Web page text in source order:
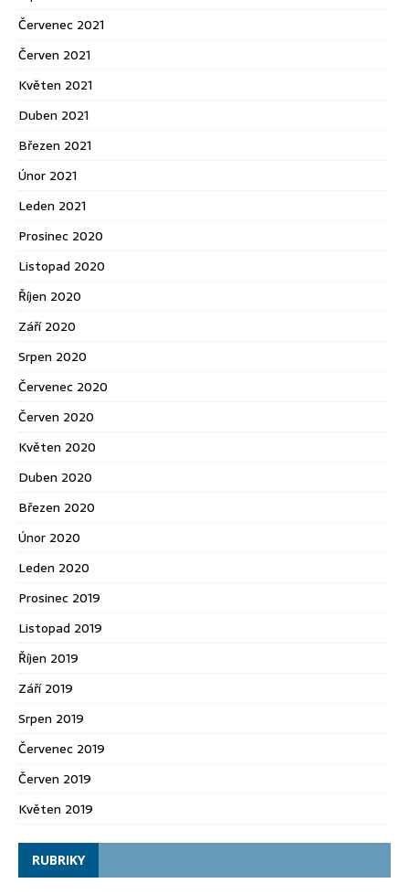
Červenec 2021
Červen 2021
Květen 2021
Duben 2021
Březen 2021
Únor 2021
Leden 2021
Prosinec 2020
Listopad 2020
Říjen 2020
Září 2020
Srpen 2020
Červenec 2020
Červen 2020
Květen 2020
Duben 2020
Březen 2020
Únor 2020
Leden 2020
Prosinec 2019
Listopad 2019
Říjen 2019
Září 2019
Srpen 2019
Červenec 2019
Červen 2019
Květen 2019
RUBRIKY